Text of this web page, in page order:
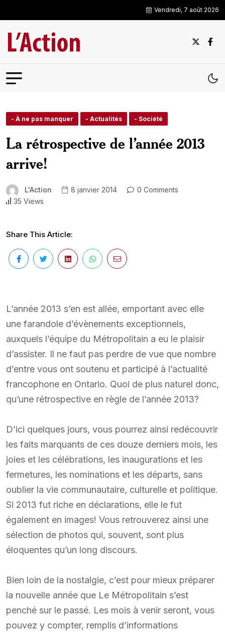
Vendredi, 7 août 2026
- À ne pas manquer - Actualités - Société
La rétrospective de l’année 2013
arrive!
L'Action 8 janvier 2014
0 Comments
35 Views
Share This Article:
L’année 2013 s’en est allée, emportant avec elle
une farandole d’évènements exceptionnels,
auxquels l’équipe du Métropolitain a eu le plaisir
d’assister. Il ne faut pas perdre de vue que nombre
d’entre vous ont soutenu et participé à l’actualité
francophone en Ontario. Quoi de plus naturel donc,
qu’une rétrospective en règle de l’année 2013?
D’ici quelques jours, vous pourrez ainsi redécouvrir
les faits marquants de ces douze derniers mois, les
joies et les célébrations, les inaugurations et les
fermetures, les nominations et les départs, sans
oublier la vie communautaire, culturelle et politique.
Si 2013 fut riche en déclarations, elle le fut
également en images! Vous retrouverez ainsi une
sélection de photos qui, souvent, sont plus
éloquentes qu’un long discours.
Bien loin de la nostalgie, c’est pour mieux préparer
la nouvelle année que Le Métropolitain s’est
penché sur le passé. Les mois à venir seront, vous
pouvez y compter, remplis d’informations